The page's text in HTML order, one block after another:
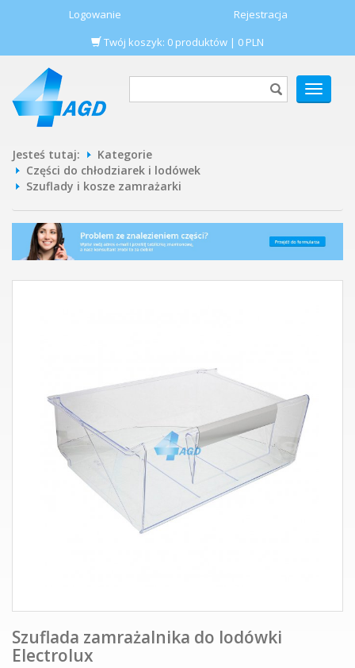
Logowanie
Rejestracja
Twój koszyk: 0 produktów | 0 PLN
POKAŻ
MENU
Jesteś tutaj:
Kategorie
Części do chłodziarek i lodówek
Szuflady i kosze zamrażarki
Szuflada zamrażalnika do lodówki
Electrolux